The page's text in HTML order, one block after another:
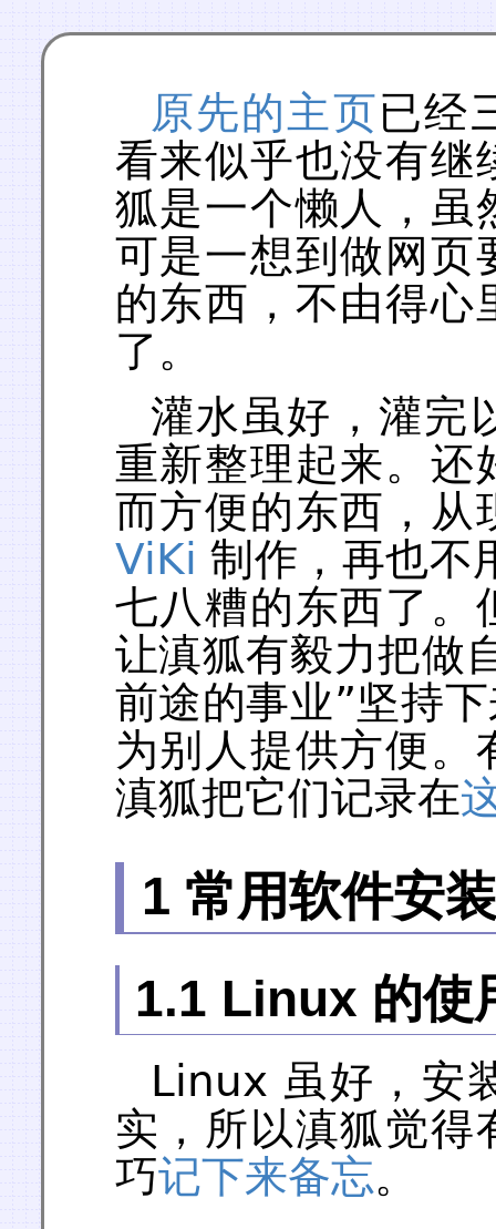
原先的主页已经
看来似乎也没有继
狐是一个懒人，虽
可是一想到做网页
的东西，不由得心
了。
灌水虽好，灌完
重新整理起来。还
而方便的东西，从
ViKi 制作，再也不
七八糟的东西了。
让滇狐有毅力把做
前途的事业”坚持
为别人提供方便。
滇狐把它们记录在
1 常用软件安
1.1 Linux 的使
Linux 虽好，安
实，所以滇狐觉得
巧记下来备忘。